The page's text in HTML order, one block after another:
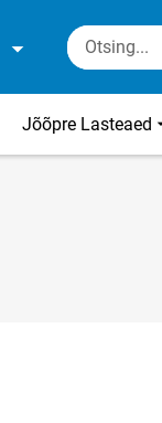
Jõõpre Lasteaed